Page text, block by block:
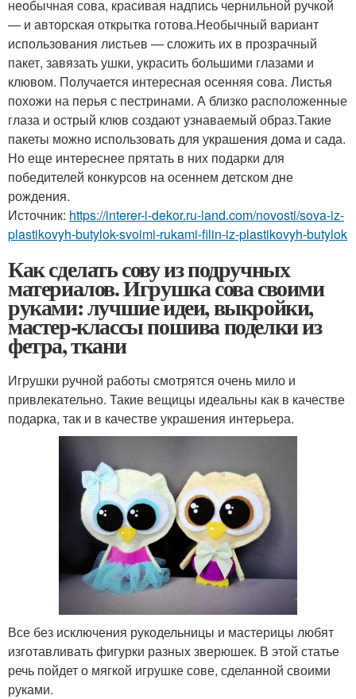
необычная сова, красивая надпись чернильной ручкой
— и авторская открытка готова.Необычный вариант
использования листьев — сложить их в прозрачный
пакет, завязать ушки, украсить большими глазами и
клювом. Получается интересная осенняя сова. Листья
похожи на перья с пестринами. А близко расположенные
глаза и острый клюв создают узнаваемый образ.Такие
пакеты можно использовать для украшения дома и сада.
Но еще интереснее прятать в них подарки для
победителей конкурсов на осеннем детском дне
рождения.
Источник: https://interer-i-dekor.ru-land.com/novosti/sova-iz-
plastikovyh-butylok-svoimi-rukami-filin-iz-plastikovyh-butylok
Как сделать сову из подручных
материалов. Игрушка сова своими
руками: лучшие идеи, выкройки,
мастер-классы пошива поделки из
фетра, ткани
Игрушки ручной работы смотрятся очень мило и
привлекательно. Такие вещицы идеальны как в качестве
подарка, так и в качестве украшения интерьера.
Все без исключения рукодельницы и мастерицы любят
изготавливать фигурки разных зверюшек. В этой статье
речь пойдет о мягкой игрушке сове, сделанной своими
руками.